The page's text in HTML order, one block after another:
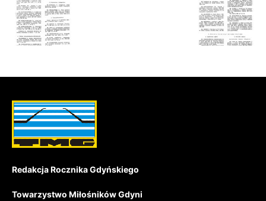
Redakcja Rocznika Gdyńskiego
Towarzystwo Miłośników Gdyni